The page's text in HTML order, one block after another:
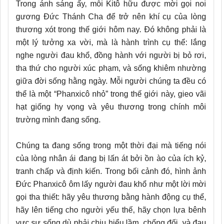
Trong ánh sáng ấy, mỗi Kitô hữu được mời gọi noi
gương Đức Thánh Cha để trở nên khí cụ của lòng
thương xót trong thế giới hôm nay. Đó không phải là
một lý tưởng xa vời, mà là hành trình cụ thể: lắng
nghe người đau khổ, đồng hành với người bị bỏ rơi,
tha thứ cho người xúc phạm, và sống khiêm nhường
giữa đời sống hằng ngày. Mỗi người chúng ta đều có
thể là một “Phanxicô nhỏ” trong thế giới này, gieo vãi
hạt giống hy vọng và yêu thương trong chính môi
trường mình đang sống.
Chúng ta đang sống trong một thời đại mà tiếng nói
của lòng nhân ái đang bị lấn át bởi ồn ào của ích kỷ,
tranh chấp và định kiến. Trong bối cảnh đó, hình ảnh
Đức Phanxicô ôm lấy người đau khổ như một lời mời
gọi tha thiết: hãy yêu thương bằng hành động cụ thể,
hãy lên tiếng cho người yếu thế, hãy chọn lựa bênh